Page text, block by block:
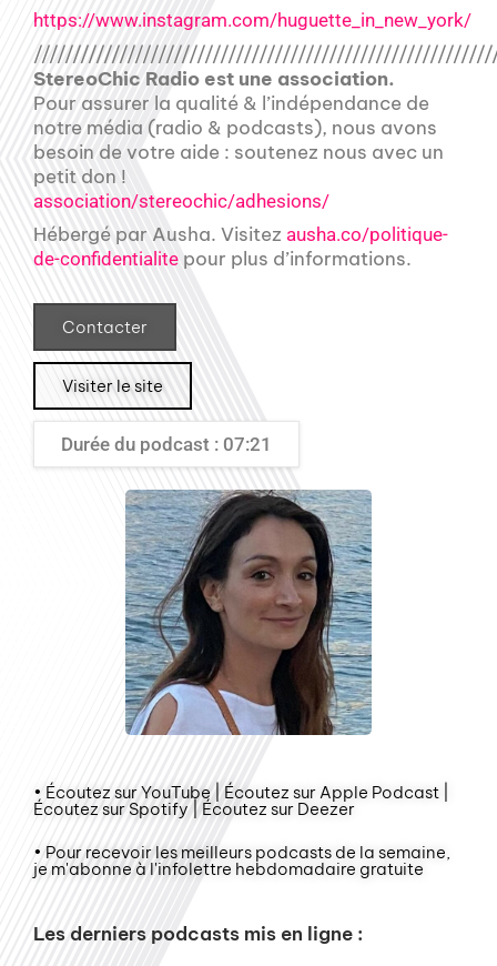
https://www.instagram.com/huguette_in_new_york/
StereoChic Radio est une association.
Pour assurer la qualité & l’indépendance de
notre média (radio & podcasts), nous avons
besoin de votre aide : soutenez nous avec un
petit don !
association/stereochic/adhesions/
Hébergé par Ausha. Visitez ausha.co/politique-
de-confidentialite pour plus d’informations.
Contacter
Visiter le site
Durée du podcast : 07:21
• Écoutez sur YouTube | Écoutez sur Apple Podcast |
Écoutez sur Spotify | Écoutez sur Deezer
• Pour recevoir les meilleurs podcasts de la semaine,
je m'abonne à l'infolettre hebdomadaire gratuite
Les derniers podcasts mis en ligne :